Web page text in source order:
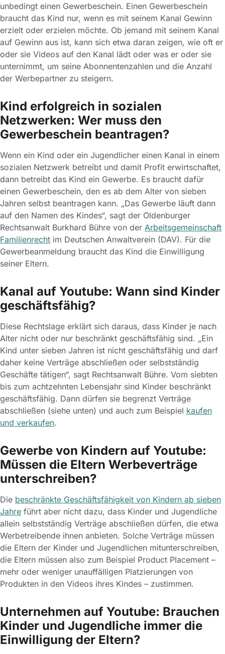
unbedingt einen Gewerbeschein. Einen Gewerbeschein
braucht das Kind nur, wenn es mit seinem Kanal Gewinn
erzielt oder erzielen möchte. Ob jemand mit seinem Kanal
auf Gewinn aus ist, kann sich etwa daran zeigen, wie oft er
oder sie Videos auf den Kanal lädt oder was er oder sie
unternimmt, um seine Abonnentenzahlen und die Anzahl
der Werbepartner zu steigern.
Kind erfolgreich in sozialen
Netzwerken: Wer muss den
Gewerbeschein beantragen?
Wenn ein Kind oder ein Jugendlicher einen Kanal in einem
sozialen Netzwerk betreibt und damit Profit erwirtschaftet,
dann betreibt das Kind ein Gewerbe. Es braucht dafür
einen Gewerbeschein, den es ab dem Alter von sieben
Jahren selbst beantragen kann. „Das Gewerbe läuft dann
auf den Namen des Kindes“, sagt der Oldenburger
Rechtsanwalt Burkhard Bühre von der Arbeitsgemeinschaft
Familienrecht im Deutschen Anwaltverein (DAV). Für die
Gewerbeanmeldung braucht das Kind die Einwilligung
seiner Eltern.
Kanal auf Youtube: Wann sind Kinder
geschäftsfähig?
Diese Rechtslage erklärt sich daraus, dass Kinder je nach
Alter nicht oder nur beschränkt geschäftsfähig sind. „Ein
Kind unter sieben Jahren ist nicht geschäftsfähig und darf
daher keine Verträge abschließen oder selbstständig
Geschäfte tätigen“, sagt Rechtsanwalt Bühre. Vom siebten
bis zum achtzehnten Lebensjahr sind Kinder beschränkt
geschäftsfähig. Dann dürfen sie begrenzt Verträge
abschließen (siehe unten) und auch zum Beispiel kaufen
und verkaufen.
Gewerbe von Kindern auf Youtube:
Müssen die Eltern Werbeverträge
unterschreiben?
Die beschränkte Geschäftsfähigkeit von Kindern ab sieben
Jahre führt aber nicht dazu, dass Kinder und Jugendliche
allein selbstständig Verträge abschließen dürfen, die etwa
Werbetreibende ihnen anbieten. Solche Verträge müssen
die Eltern der Kinder und Jugendlichen mitunterschreiben,
die Eltern müssen also zum Beispiel Product Placement –
mehr oder weniger unauffälligen Platzierungen von
Produkten in den Videos ihres Kindes – zustimmen.
Unternehmen auf Youtube: Brauchen
Kinder und Jugendliche immer die
Einwilligung der Eltern?